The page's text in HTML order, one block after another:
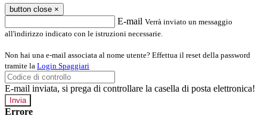
button close ×
E-mail Verrà inviato un messaggio
all'indirizzo indicato con le istruzioni necessarie.
Non hai una e-mail associata al nome utente? Effettua il reset della password
tramite la Login Spaggiari
E-mail inviata, si prega di controllare la casella di posta elettronica!
Errore